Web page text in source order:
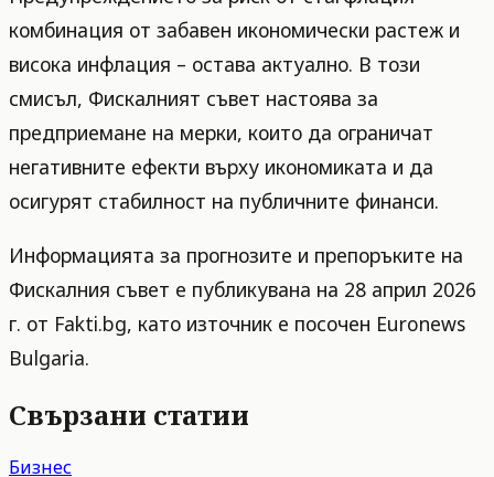
комбинация от забавен икономически растеж и
висока инфлация – остава актуално. В този
смисъл, Фискалният съвет настоява за
предприемане на мерки, които да ограничат
негативните ефекти върху икономиката и да
осигурят стабилност на публичните финанси.
Информацията за прогнозите и препоръките на
Фискалния съвет е публикувана на 28 април 2026
г. от Fakti.bg, като източник е посочен Euronews
Bulgaria.
Свързани статии
Бизнес